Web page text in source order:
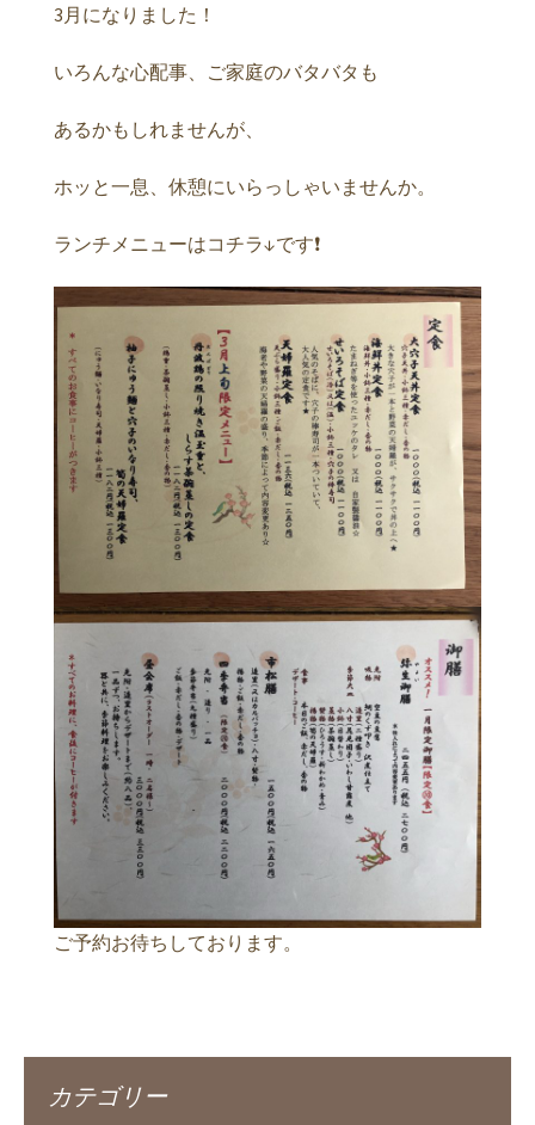
3月になりました！
いろんな心配事、ご家庭のバタバタも
あるかもしれませんが、
ホッと一息、休憩にいらっしゃいませんか。
ランチメニューはコチラ↓です❗️
ご予約お待ちしております。
カテゴリー